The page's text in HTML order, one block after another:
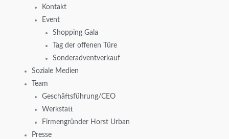
Kontakt
Event
Shopping Gala
Tag der offenen Türe
Sonderadventverkauf
Soziale Medien
Team
Geschäftsführung/CEO
Werkstatt
Firmengründer Horst Urban
Presse